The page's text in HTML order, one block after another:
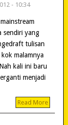
- 10:34
sendiri yang
tulisan
malamnya
kali ini baru
menjadi
Read More